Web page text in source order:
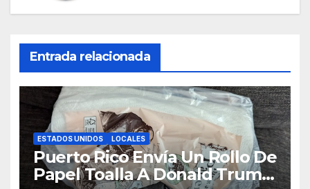
Entrada relacionada
ESTADOS UNIDOS LOCALES
Puerto Rico Envía Un Rollo De
Papel Toalla A Donald Trump